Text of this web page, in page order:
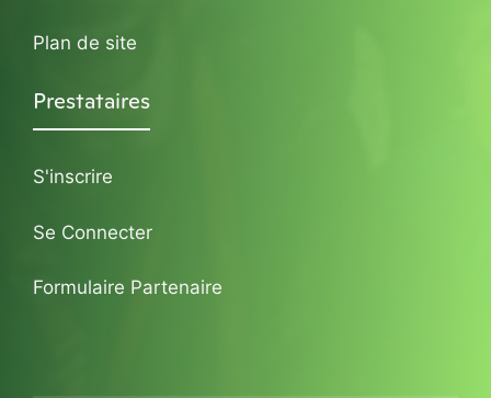
Plan de site
Prestataires
S'inscrire
Se Connecter
Formulaire Partenaire